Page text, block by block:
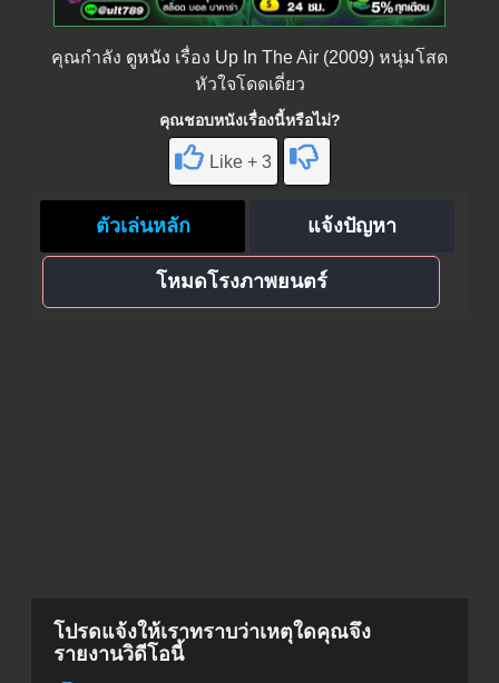
คุณกำลัง ดูหนัง เรื่อง Up In The Air (2009) หนุ่มโสด
หัวใจโดดเดี่ยว
คุณชอบหนังเรื่องนี้หรือไม่?
Like + 3
ตัวเล่นหลัก แจ้งปัญหา
โหมดโรงภาพยนตร์
โปรดแจ้งให้เราทราบว่าเหตุใดคุณจึง
รายงานวิดีโอนี้